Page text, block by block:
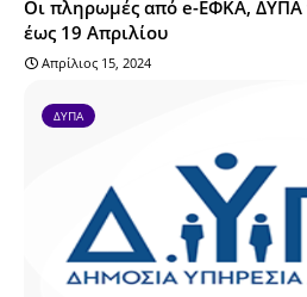
Οι πληρωμές από e-ΕΦΚΑ, ΔΥΠΑ
έως 19 Απριλίου
Απρίλιος 15, 2024
ΔΥΠΑ